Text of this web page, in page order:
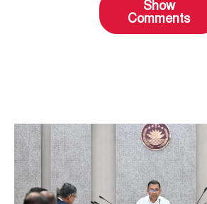
Show
Comments